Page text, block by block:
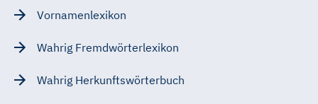
Vornamenlexikon
Wahrig Fremdwörterlexikon
Wahrig Herkunftswörterbuch